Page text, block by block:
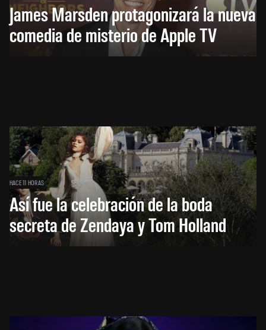
James Marsden protagonizará la nueva
comedia de misterio de Apple TV
HACE 11 HORAS
Así fue la celebración de la boda
secreta de Zendaya y Tom Holland